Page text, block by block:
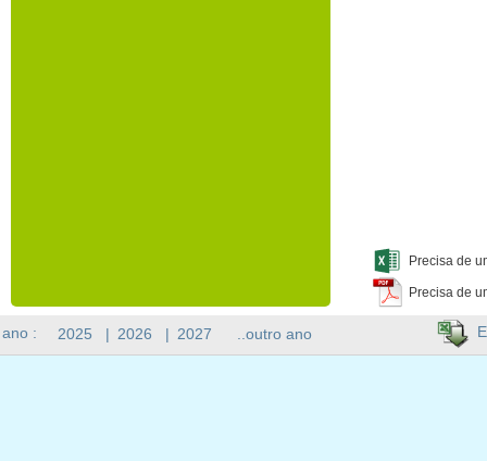
Precisa de
Precisa de
: 2025 | 2026 | 2027 ..outro ano